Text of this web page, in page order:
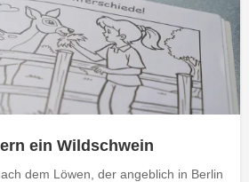
ein Wildschwein
dem Löwen, der angeblich in Berlin